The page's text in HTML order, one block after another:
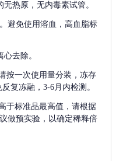
热原，无内毒素试管。
避免使用溶血，高血脂标
去除。
按一次使用量分装，冻存
复冻融，3-6月内检测。
于标准品最高值，请根据
做预实验，以确定稀释倍